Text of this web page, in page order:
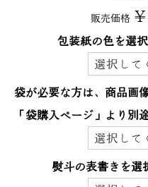
販売価格 ¥
包装紙の色を選
袋が必要な方は、商品画
「袋購入ぺージ」より別
熨斗の表書きを選